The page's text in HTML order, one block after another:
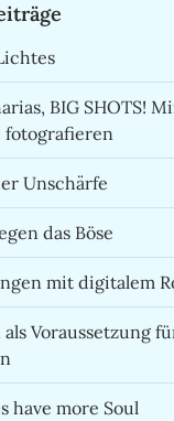
BIG SHOTS!
fotografieren
Unschärfe
das Böse
mit digitalem
als Voraussetzung
have more Soul